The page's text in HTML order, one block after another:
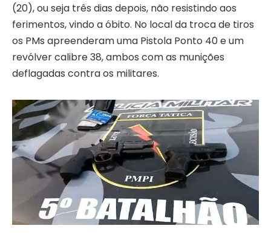
(20), ou seja três dias depois, não resistindo aos
ferimentos, vindo a óbito. No local da troca de tiros
os PMs apreenderam uma Pistola Ponto 40 e um
revólver calibre 38, ambos com as munições
deflagadas contra os militares.